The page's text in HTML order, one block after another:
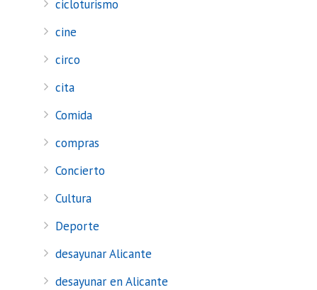
cicloturismo
cine
circo
cita
Comida
compras
Concierto
Cultura
Deporte
desayunar Alicante
desayunar en Alicante